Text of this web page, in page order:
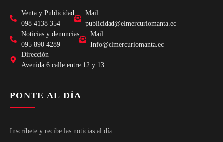
Venta y Publicidad
098 4138 354
Mail
publicidad@elmercuriomanta.ec
Noticias y denuncias
095 890 4289
Mail
Info@elmercuriomanta.ec
Dirección
Avenida 6 calle entre 12 y 13
PONTE AL DÍA
Inscríbete y recibe las noticias al día